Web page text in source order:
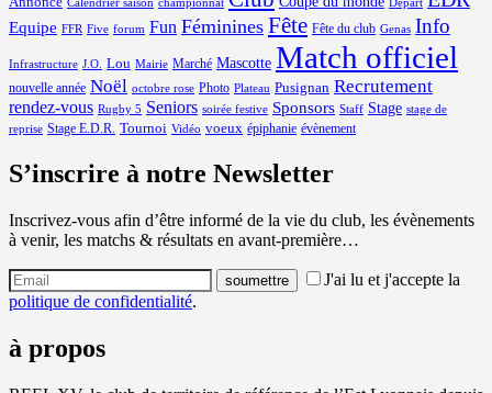
Calendrier saison championnat Départ
Equipe FFR Five forum Fun Féminines Fête Fête du club Genas Info
Infrastructure J.O. Lou Mairie Marché Mascotte Match officiel
nouvelle année Noël octobre rose Photo Plateau Pusignan Recrutement
rendez-vous Rugby 5 Seniors soirée festive Sponsors Staff Stage stage de
reprise Stage E.D.R. Tournoi Vidéo voeux épiphanie évènement
S’inscrire à notre Newsletter
Inscrivez-vous afin d’être informé de la vie du club, les évènements
à venir, les matchs & résultats en avant-première…
J'ai lu et j'accepte la
politique de confidentialité.
à propos